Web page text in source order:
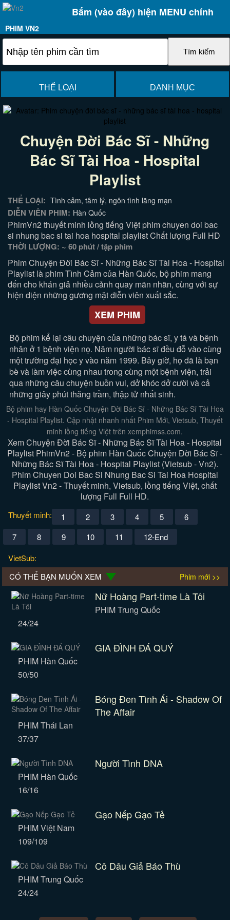
Bấm (vào đây) hiện MENU chính
PHIM VN2
THỂ LOẠI DANH MỤC
Chuyện Đời Bác Sĩ - Những
Bác Sĩ Tài Hoa - Hospital
Playlist
THỂ LOẠI: Tình cảm, tâm lý, ngôn tình lãng mạn
DIỄN VIÊN PHIM: Hàn Quốc
PhimVn2 thuyết minh lồng tiếng Việt phim chuyen doi bac
si nhung bac si tai hoa hospital playlist Chất lượng Full HD
THỜI LƯỢNG: ~ 60 phút / tập phim
Phim Chuyện Đời Bác Sĩ - Những Bác Sĩ Tài Hoa - Hospital
Playlist là phim Tình Cảm của Hàn Quốc, bộ phim mang
đến cho khán giả nhiều cảnh quay mãn nhãn, cùng với sự
hiện diện những gương mặt diễn viên xuất sắc.
XEM PHIM
Bộ phim kể lại câu chuyện của những bác sĩ, y tá và bệnh
nhân ở 1 bệnh viện nọ. Năm người bác sĩ đều đỗ vào cùng
một trường đại học y vào năm 1999. Bây giờ, họ đã là bạn
bè và làm việc cùng nhau trong cùng một bệnh viện, trải
qua những câu chuyện buồn vui, dở khóc dở cười và cả
những giây phút thăng trầm, thập tử nhất sinh.
Bộ phim hay Hàn Quốc Chuyện Đời Bác Sĩ - Những Bác Sĩ Tài Hoa
- Hospital Playlist. Cập nhật nhanh nhất Phim Mới, Vietsub, Thuyết
minh lồng tiếng Việt trên xemphimss.com.
Xem Chuyện Đời Bác Sĩ - Những Bác Sĩ Tài Hoa - Hospital
Playlist PhimVn2 - Bộ phim Hàn Quốc Chuyện Đời Bác Sĩ -
Những Bác Sĩ Tài Hoa - Hospital Playlist (Vietsub - Vn2).
Phim Chuyen Doi Bac Si Nhung Bac Si Tai Hoa Hospital
Playlist Vn2 - Thuyết minh, Vietsub, lồng tiếng Việt, chất
lượng Full Full HD.
Thuyết minh: 1 2 3 4 5
6
7
8 9 10 11
12-End
VietSub:
CÓ THỂ BẠN MUỐN XEM
Phim mới >>
Nữ Hoàng Part-time Là Tôi
PHIM Trung Quốc
24/24
GIA ĐÌNH ĐÁ QUÝ
PHIM Hàn Quốc
50/50
Bóng Đen Tình Ái - Shadow Of
The Affair
PHIM Thái Lan
37/37
Người Tình DNA
PHIM Hàn Quốc
16/16
Gạo Nếp Gạo Tẻ
PHIM Việt Nam
109/109
Cô Dâu Giả Báo Thù
PHIM Trung Quốc
24/24